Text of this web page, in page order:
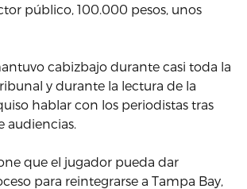
público, 100.000 pesos, unos
cabizbajo durante casi toda la
y durante la lectura de la
hablar con los periodistas tras
audiencias.
que el jugador pueda dar
para reintegrarse a Tampa Bay,